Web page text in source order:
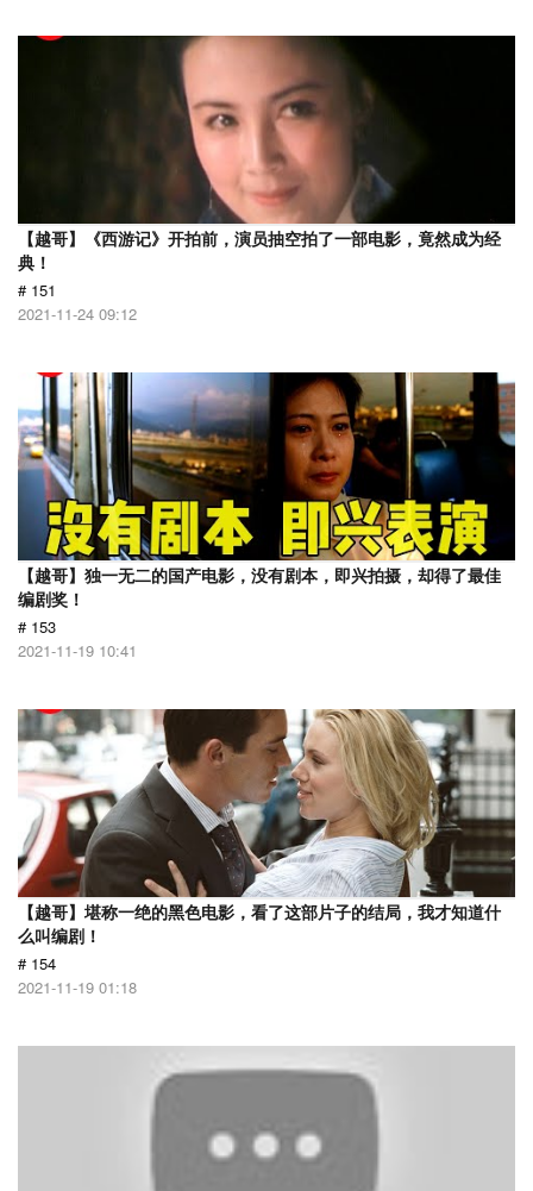
【越哥】《西游记》开拍前，演员抽空拍了一部电影，竟然成为经
典！
# 151
2021-11-24 09:12
【越哥】独一无二的国产电影，没有剧本，即兴拍摄，却得了最佳
编剧奖！
# 153
2021-11-19 10:41
【越哥】堪称一绝的黑色电影，看了这部片子的结局，我才知道什
么叫编剧！
# 154
2021-11-19 01:18